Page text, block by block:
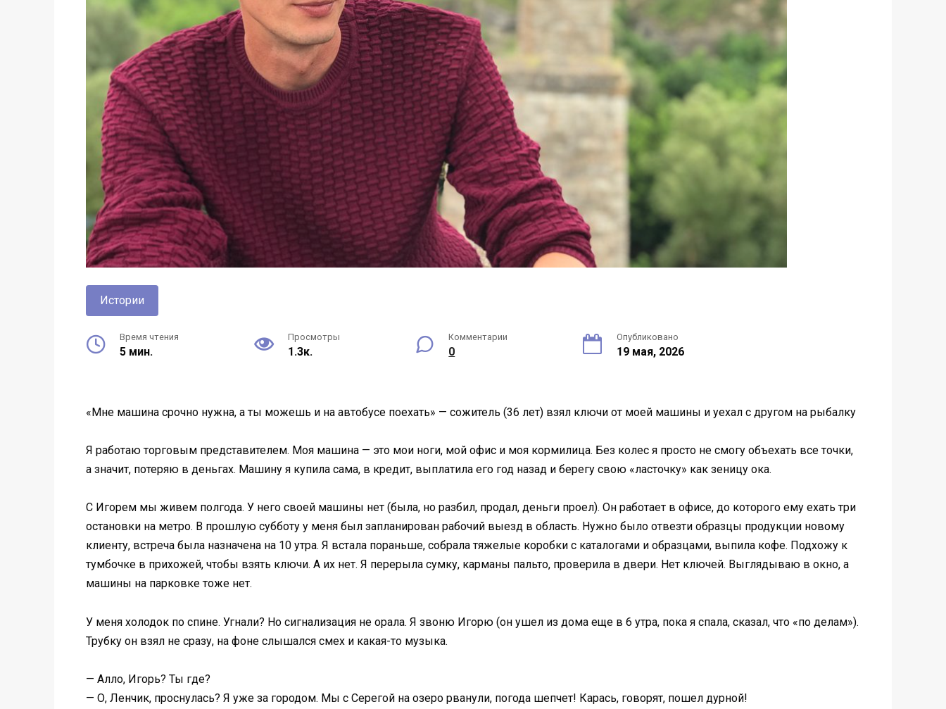
Истории
Время чтения
5 мин.
Просмотры
1.3к.
Комментарии
0
Опубликовано
19 мая, 2026
«Мне машина срочно нужна, а ты можешь и на автобусе поехать» — сожитель (36 лет) взял ключи от моей машины и уехал с другом на рыбалку
Я работаю торговым представителем. Моя машина — это мои ноги, мой офис и моя кормилица. Без колес я просто не смогу объехать все точки,
а значит, потеряю в деньгах. Машину я купила сама, в кредит, выплатила его год назад и берегу свою «ласточку» как зеницу ока.
С Игорем мы живем полгода. У него своей машины нет (была, но разбил, продал, деньги проел). Он работает в офисе, до которого ему ехать три
остановки на метро. В прошлую субботу у меня был запланирован рабочий выезд в область. Нужно было отвезти образцы продукции новому
клиенту, встреча была назначена на 10 утра. Я встала пораньше, собрала тяжелые коробки с каталогами и образцами, выпила кофе. Подхожу к
тумбочке в прихожей, чтобы взять ключи. А их нет. Я перерыла сумку, карманы пальто, проверила в двери. Нет ключей. Выглядываю в окно, а
машины на парковке тоже нет.
У меня холодок по спине. Угнали? Но сигнализация не орала. Я звоню Игорю (он ушел из дома еще в 6 утра, пока я спала, сказал, что «по делам»).
Трубку он взял не сразу, на фоне слышался смех и какая-то музыка.
— Алло, Игорь? Ты где?
— О, Ленчик, проснулась? Я уже за городом. Мы с Серегой на озеро рванули, погода шепчет! Карась, говорят, пошел дурной!